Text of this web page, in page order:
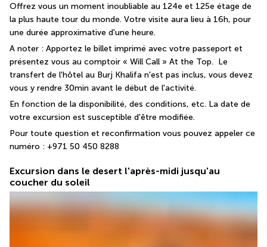
Offrez vous un moment inoubliable au 124e et 125e étage de
la plus haute tour du monde. Votre visite aura lieu à 16h, pour
une durée approximative d'une heure.
A noter : Apportez le billet imprimé avec votre passeport et
présentez vous au comptoir « Will Call » At the Top.  Le
transfert de l'hôtel au Burj Khalifa n'est pas inclus, vous devez
vous y rendre 30min avant le début de l'activité.
En fonction de la disponibilité, des conditions, etc. La date de
votre excursion est susceptible d'être modifiée.
Pour toute question et reconfirmation vous pouvez appeler ce
numéro : +971 50 450 8288
Excursion dans le desert l'après-midi jusqu'au
coucher du soleil